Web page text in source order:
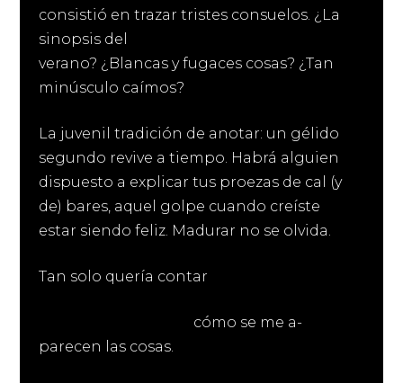
consistió en trazar tristes consuelos. ¿La
sinopsis del
verano? ¿Blancas y fugaces cosas? ¿Tan
minúsculo caímos?
La juvenil tradición de anotar: un gélido
segundo revive a tiempo. Habrá alguien
dispuesto a explicar tus proezas de cal (y
de) bares, aquel golpe cuando creíste
estar siendo feliz. Madurar no se olvida.
Tan solo quería contar
cómo se me a-
parecen las cosas.